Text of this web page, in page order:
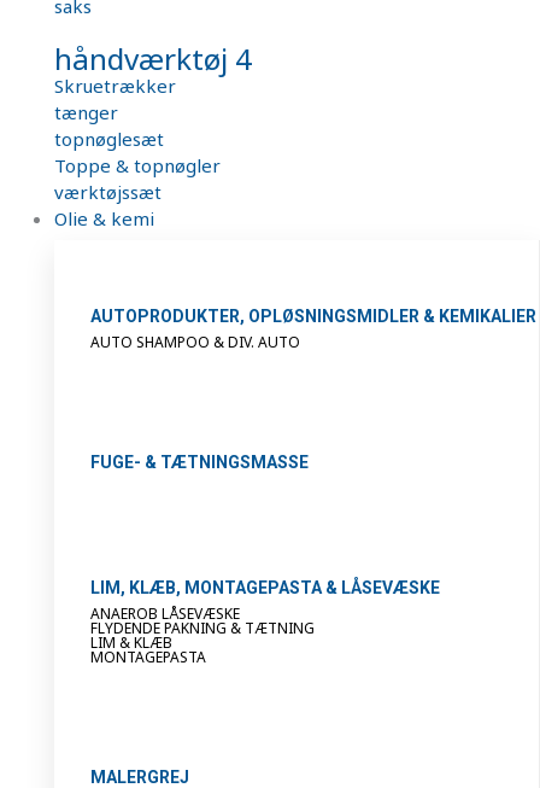
saks
håndværktøj 4
Skruetrækker
tænger
topnøglesæt
Toppe & topnøgler
værktøjssæt
Olie & kemi
AUTOPRODUKTER, OPLØSNINGSMIDLER & KEMIKALIER
AUTO SHAMPOO & DIV. AUTO
FUGE- & TÆTNINGSMASSE
LIM, KLÆB, MONTAGEPASTA & LÅSEVÆSKE
ANAEROB LÅSEVÆSKE
FLYDENDE PAKNING & TÆTNING
LIM & KLÆB
MONTAGEPASTA
MALERGREJ